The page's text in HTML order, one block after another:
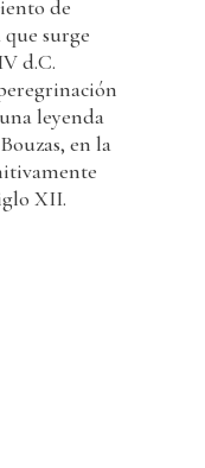
de
surge
d.C.
leyenda
en la
XII.